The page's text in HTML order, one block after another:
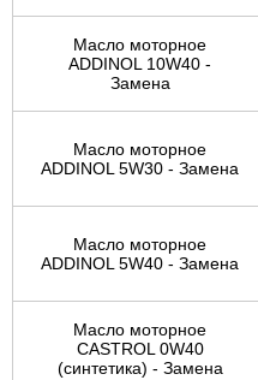
Масло моторное
ADDINOL 10W40 -
Замена
Масло моторное
ADDINOL 5W30 - Замена
Масло моторное
ADDINOL 5W40 - Замена
Масло моторное
CASTROL 0W40
(синтетика) - Замена